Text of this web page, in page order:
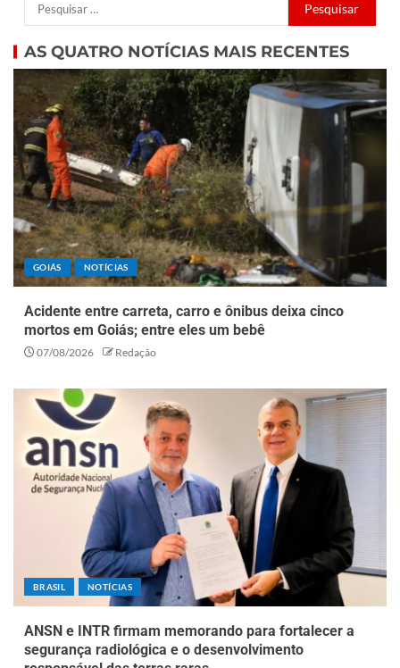
AS QUATRO NOTÍCIAS MAIS RECENTES
GOIÁS NOTÍCIAS
Acidente entre carreta, carro e ônibus deixa cinco
mortos em Goiás; entre eles um bebê
07/08/2026 Redação
BRASIL NOTÍCIAS
ANSN e INTR firmam memorando para fortalecer a
segurança radiológica e o desenvolvimento